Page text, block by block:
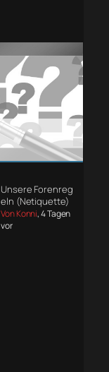
Unsere Forenreg
eln (Netiquette)
Von Konni, 4 Tagen
vor